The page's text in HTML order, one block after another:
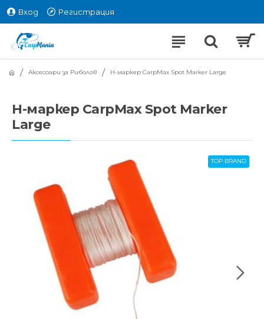
Вход Регистрация
Аксесоари за Риболов Н-маркер CarpMax Spot Marker Large
Н-маркер CarpMax Spot Marker
Large
TOP BRAND